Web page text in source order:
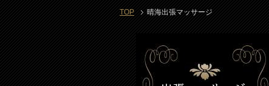
TOP 晴海出張マッサージ